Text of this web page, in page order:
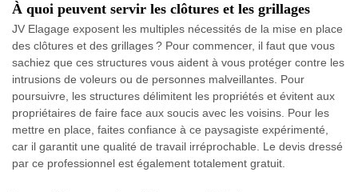
À quoi peuvent servir les clôtures et les grillages
JV Elagage exposent les multiples nécessités de la mise en place
des clôtures et des grillages ? Pour commencer, il faut que vous
sachiez que ces structures vous aident à vous protéger contre les
intrusions de voleurs ou de personnes malveillantes. Pour
poursuivre, les structures délimitent les propriétés et évitent aux
propriétaires de faire face aux soucis avec les voisins. Pour les
mettre en place, faites confiance à ce paysagiste expérimenté,
car il garantit une qualité de travail irréprochable. Le devis dressé
par ce professionnel est également totalement gratuit.